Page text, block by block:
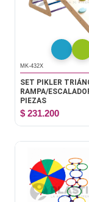
MK-432X
SET PIKLER
RAMPA/
PIEZAS
$ 231.200